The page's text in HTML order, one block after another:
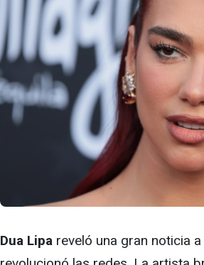
Dua Lipa reveló una gran noticia